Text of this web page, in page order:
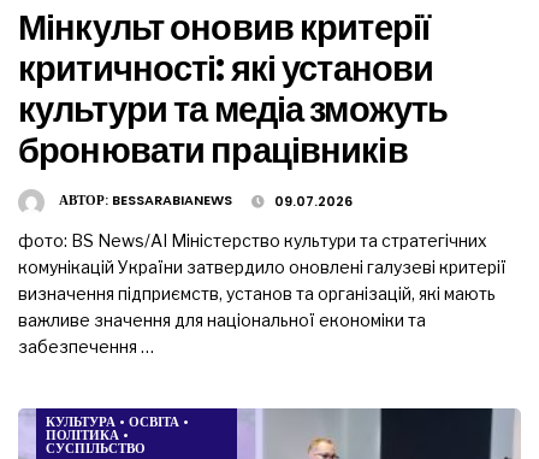
Мінкульт оновив критерії
критичності: які установи
культури та медіа зможуть
бронювати працівників
АВТОР: BESSARABIANEWS 09.07.2026
фото: BS News/АІ Міністерство культури та стратегічних
комунікацій України затвердило оновлені галузеві критерії
визначення підприємств, установ та організацій, які мають
важливе значення для національної економіки та
забезпечення …
КУЛЬТУРА • ОСВІТА •
ПОЛІТИКА •
СУСПІЛЬСТВО